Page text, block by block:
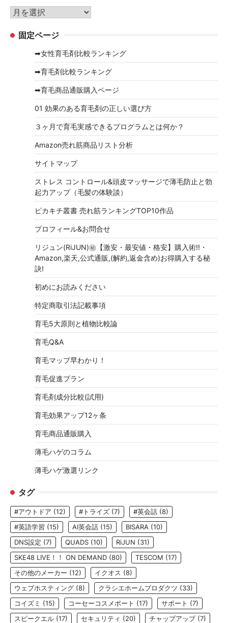
リ
ー
ア
カ 固定ページ
➡女性育毛剤比較ランキング
➡育毛剤比較ランキング
➡育毛商品通販購入ページ
01 効果のある育毛剤の正しい選び方
３ヶ月で育毛実感できるプログラムとは何か？
Amazon売れ筋商品リスト分析
サイトマップ
ストレス コントロール&頭皮マッサージで薄毛防止と勃
起力アップ（毛髪の体験談）
ピカキチ叢書 売れ筋ランキングTOP10作品
プロフィール&お問合せ
リジュン(RiJUN)㊙【激安・最安値・格安】購入術!!・
Amazon,楽天,公式通販,(解約,返金含め)お得購入する秘
訣!
初めにお読みください
特定商取引法記載事項
育毛5大原則と植物比較論
育毛Q&A
育毛マップ早わかり！
育毛促進プラン
育毛剤成分比較(試用)
育毛効果アップ12ヶ条
育毛商品通販購入
薄毛ハゲのコラム
薄毛ハゲ激選リンク
タグ
#アウトドア (12) #トライズ (7) #英会話 (8)
#英語学習 (15) AI英会話 (15) BISARA (10)
DNS設定 (7) QUADS (10) RiJUN (31)
SKE48 LIVE！！ ON DEMAND (80) TESCOM (17)
その他のメーカー (12) イクオス (8)
ウェブホスティング (8) クラシエホームプロダクツ (33)
コイズミ (15) コーセーコスメポート (17) サポート (7)
スピークエル (17) セキュリティ (20) チャップアップ(7)